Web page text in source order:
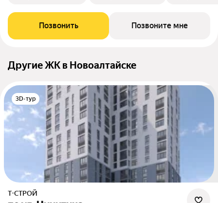
Позвонить Позвоните мне
Другие ЖК в Новоалтайске
3D-тур
Т-СТРОЙ